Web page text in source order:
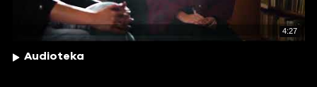
4:27
Audioteka